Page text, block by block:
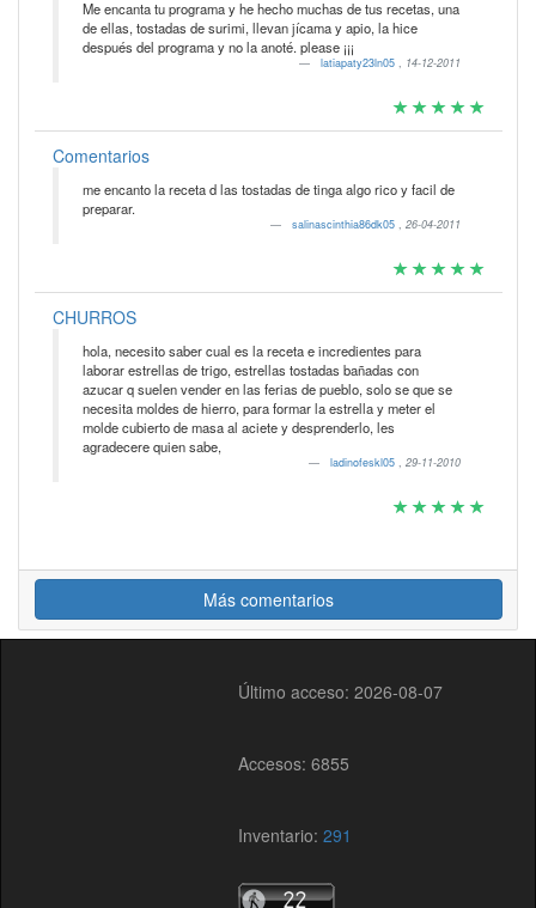
Me encanta tu programa y he hecho muchas de tus recetas, una
de ellas, tostadas de surimi, llevan jícama y apio, la hice
después del programa y no la anoté. please ¡¡¡
latiapaty23ln05 , 14-12-2011
Comentarios
me encanto la receta d las tostadas de tinga algo rico y facil de
preparar.
salinascinthia86dk05 , 26-04-2011
CHURROS
hola, necesito saber cual es la receta e incredientes para
laborar estrellas de trigo, estrellas tostadas bañadas con
azucar q suelen vender en las ferias de pueblo, solo se que se
necesita moldes de hierro, para formar la estrella y meter el
molde cubierto de masa al aciete y desprenderlo, les
agradecere quien sabe,
ladinofeskl05 , 29-11-2010
Más comentarios
Último acceso: 2026-08-07
Accesos: 6855
Inventario:291